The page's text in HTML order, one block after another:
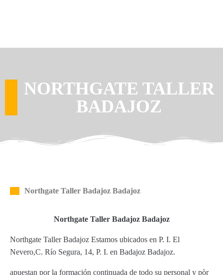
NORTHGATE TALLER
BADAJOZ
Northgate Taller Badajoz Badajoz
Northgate Taller Badajoz Badajoz
Northgate Taller Badajoz Estamos ubicados en P. I. El
Nevero,C. Río Segura, 14, P. I. en Badajoz Badajoz.
apuestan por la formación continuada de todo su personal y pòr